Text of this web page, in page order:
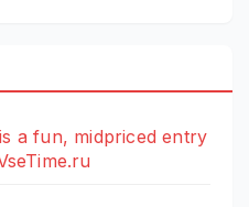
a fun, midpriced entry